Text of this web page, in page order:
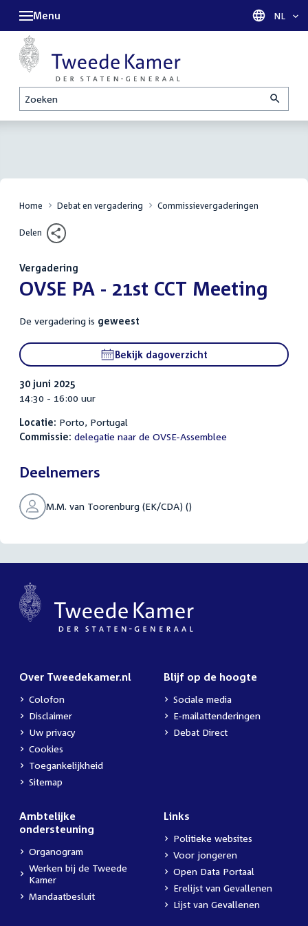
Zoeken
Menu Taal
NL
Home Debat en vergadering Commissievergaderingen
Delen
Vergadering
:OVSE PA - 21st CCT Meeting
De vergadering is geweest
Bekijk dagoverzicht
30 juni 2025
14:30 - 16:00 uur
Locatie: Porto, Portugal
Commissie: delegatie naar de OVSE-Assemblee
Deelnemers
M.M. van Toorenburg (EK/CDA) ()
Over Tweedekamer.nl
Colofon
Disclaimer
Uw privacy
Cookies
Toegankelijkheid
Sitemap
Blijf op de hoogte
Sociale media
E-mailattenderingen
Debat Direct
Ambtelijke
ondersteuning
Organogram
Werken bij de Tweede
Kamer
Mandaatbesluit
Links
Politieke websites
Voor jongeren
Open Data Portaal
Erelijst van Gevallenen
Lijst van Gevallenen